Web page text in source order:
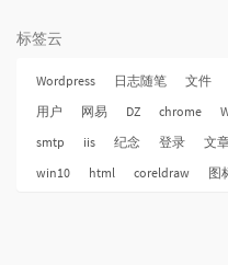
标签云
Wordpress 日志随笔 文件
用户
网易 DZ chrome
smtp
iis 纪念 登录 文
win10
html coreldraw 图